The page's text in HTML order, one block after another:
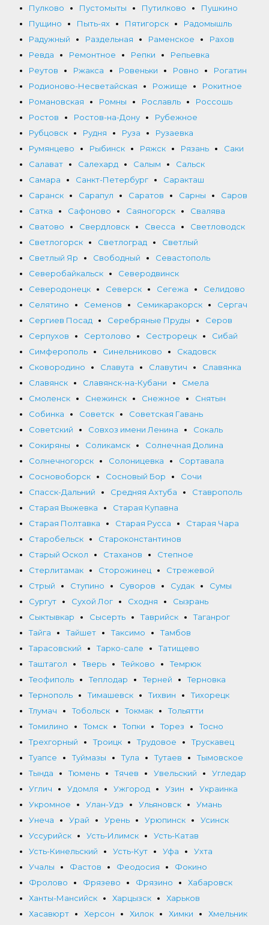
Пулково Пустомыты Путилково
Пушкино
Пущино
Пыть-ях Пятигорск
Радомышль
Радужный
Раздельная Раменское
Рахов
Ревда
Ремонтное Репки
Репьевка
Реутов
Ржакса Ровеньки Ровно
Рогатин
Родионово-Несветайская
Рожище
Рокитное
Романовская
Ромны Рославль
Россошь
Ростов
Ростов-на-Дону
Рубежное
Рубцовск
Рудня Руза
Рузаевка
Румянцево
Рыбинск Ряжск Рязань
Саки
Салават
Салехард Салым
Сальск
Самара
Санкт-Петербург
Саракташ
Саранск
Сарапул Саратов Сарны
Саров
Сатка
Сафоново Саяногорск
Свалява
Сватово
Свердловск Свесса
Светловодск
Светлогорск
Светлоград
Светлый
Светлый Яр
Свободный
Севастополь
Северобайкальск
Северодвинск
Северодонецк
Северск Сегежа
Селидово
Селятино
Семенов Семикаракорск
Сергач
Сергиев Посад
Серебряные Пруды
Серов
Серпухов
Сертолово Сестрорецк
Сибай
Симферополь
Синельниково
Скадовск
Сковородино
Славута Славутич
Славянка
Славянск
Славянск-на-Кубани
Смела
Смоленск
Снежинск Снежное
Снятын
Собинка
Советск
Советская Гавань
Советский
Совхоз имени Ленина
Сокаль
Сокиряны
Соликамск
Солнечная Долина
Солнечногорск
Солоницевка
Сортавала
Сосновоборск
Сосновый Бор
Сочи
Спасск-Дальний
Средняя Ахтуба
Ставрополь
Старая Выжевка
Старая Купавна
Старая Полтавка
Старая Русса
Старая Чара
Старобельск
Староконстантинов
Старый Оскол
Стаханов
Степное
Стерлитамак
Сторожинец
Стрежевой
Стрый
Ступино Суворов Судак
Сумы
Сургут
Сухой Лог Сходня
Сызрань
Сыктывкар
Сысерть Таврийск
Таганрог
Тайга
Тайшет Таксимо
Тамбов
Тарасовский
Тарко-сале
Татищево
Таштагол
Тверь Тейково
Темрюк
Теофиполь
Теплодар Терней
Терновка
Тернополь
Тимашевск Тихвин
Тихорецк
Тлумач
Тобольск Токмак
Тольятти
Томилино
Томск Топки Торез
Тосно
Трехгорный
Троицк Трудовое
Трускавец
Туапсе
Туймазы Тула Тутаев
Тымовское
Тында
Тюмень Тячев Увельский
Угледар
Углич
Удомля Ужгород Узин
Украинка
Укромное
Улан-Удэ Ульяновск
Умань
Унеча
Урай Урень Урюпинск
Усинск
Уссурийск
Усть-Илимск
Усть-Катав
Усть-Кинельский
Усть-Кут Уфа
Ухта
Учалы
Фастов Феодосия
Фокино
Фролово
Фрязево Фрязино
Хабаровск
Ханты-Мансийск
Харцызск
Харьков
Хасавюрт
Херсон Хилок Химки
Хмельник